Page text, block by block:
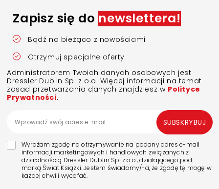
Zapisz się do newslettera!
Bądź na bieżąco z nowościami
Otrzymuj specjalne oferty
Administratorem Twoich danych osobowych jest
Dressler Dublin Sp. z o.o. Więcej informacji na temat
zasad przetwarzania danych znajdziesz w Polityce
Prywatności.
Wyrażam zgodę na otrzymywanie na podany adres e-mail
informacji marketingowych i handlowych związanych z
działalnością Dressler Dublin Sp. z o.o., działającego pod
marką Świat Książki. Jestem świadomy/-a, że zgodę tę mogę w
każdej chwili wycofać.
SUBSKRYBUJ